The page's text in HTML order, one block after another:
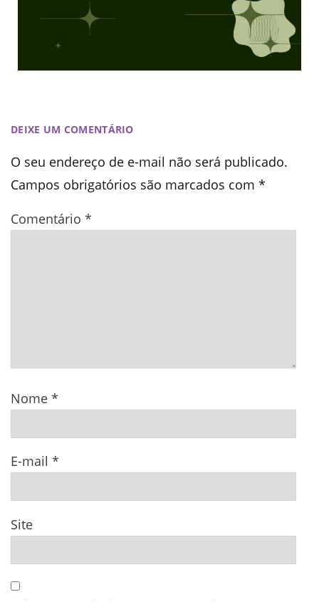
DEIXE UM COMENTÁRIO
O seu endereço de e-mail não será publicado.
Campos obrigatórios são marcados com *
Comentário *
Nome *
E-mail *
Site